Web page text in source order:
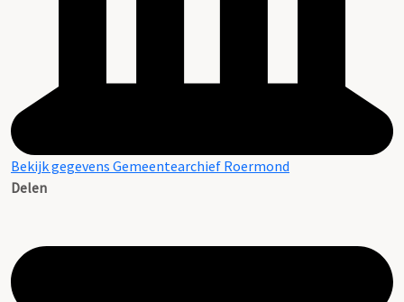
Bekijk gegevens Gemeentearchief Roermond
Delen